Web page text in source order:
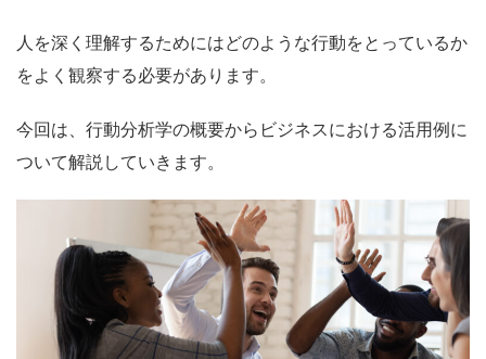
人を深く理解するためにはどのような行動をとっているか
をよく観察する必要があります。
今回は、行動分析学の概要からビジネスにおける活用例に
ついて解説していきます。